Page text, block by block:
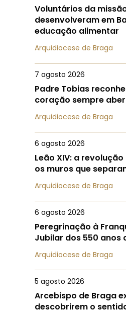
Voluntários da
desenvolveram em
educação alimentar
Arquidiocese de Braga
7 agosto 2026
Padre Tobias
coração sempre
Arquidiocese de Braga
6 agosto 2026
Leão XIV: a
os muros que
Arquidiocese de Braga
6 agosto 2026
Peregrinação à
Jubilar dos 550 anos
Arquidiocese de Braga
5 agosto 2026
Arcebispo de Braga
descobrirem o